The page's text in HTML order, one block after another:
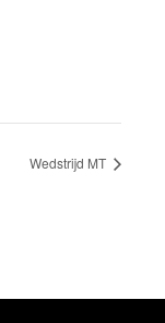
Wedstrijd MT